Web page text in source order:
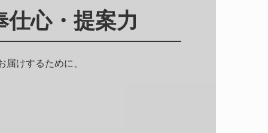
仕心・提案力
届けするために、